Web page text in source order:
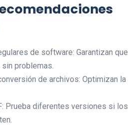
de software: Garantizan que
problemas.
de archivos: Optimizan la
Prueba diferentes versiones si los